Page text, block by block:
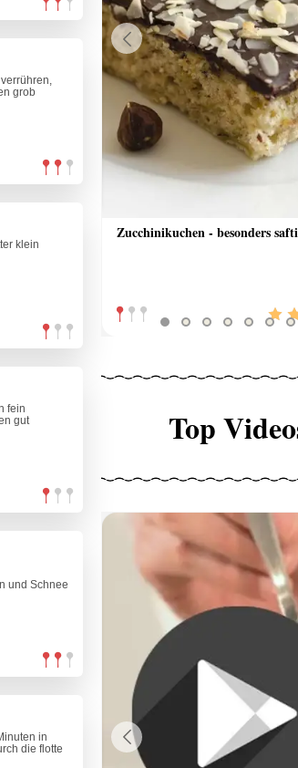
grob
klein
fein
gut
und Schnee
in
die flotte
Zucchinikuchen - besonders
Previous
Top
Previous